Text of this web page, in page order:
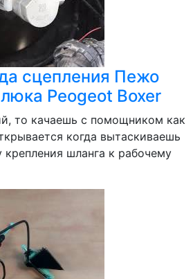
сцепления Пежо
Peogeot Boxer
то качаешь с помощником как
когда вытаскиваешь
шланга к рабочему